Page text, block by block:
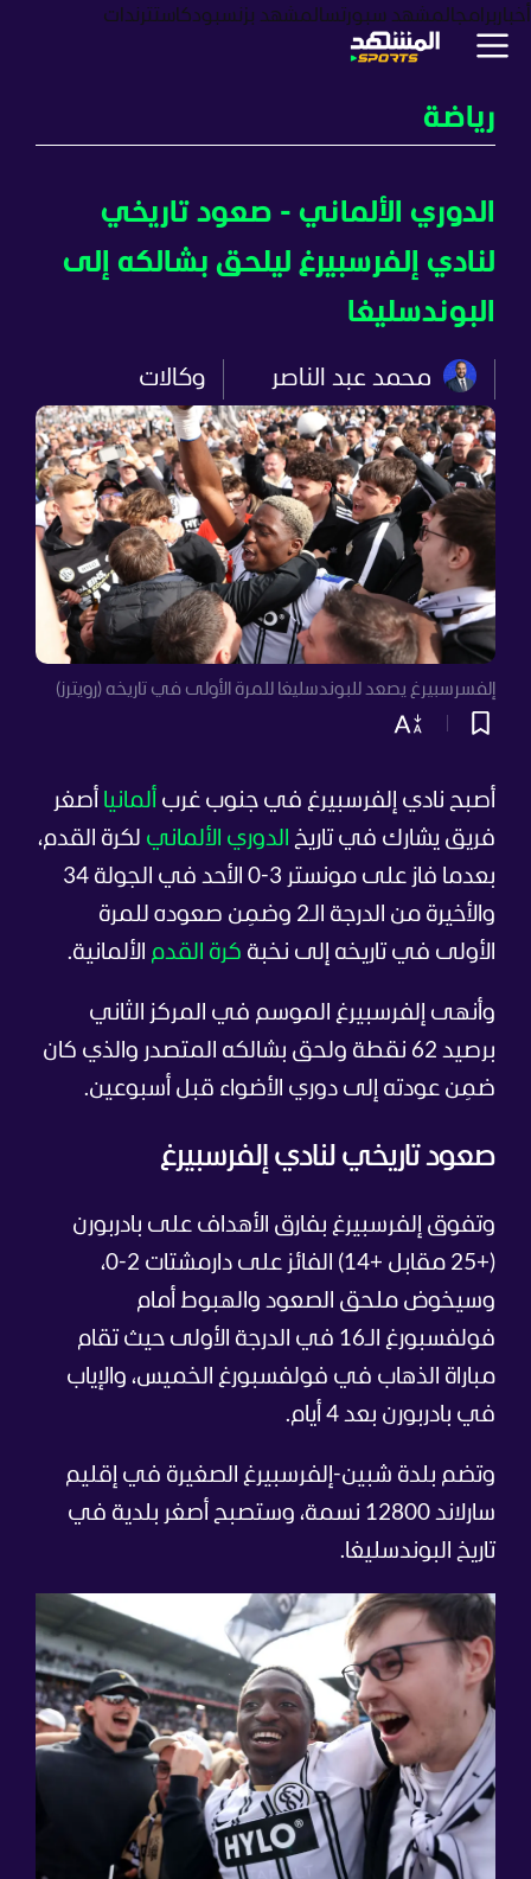
أخبار برامجالمشهد سبورتسالمشهد بزنسبودكاستترندات
رياضة
الدوري الألماني - صعود تاريخي
لنادي إلفرسبيرغ ليلحق بشالكه إلى
البوندسليغا
محمد عبد الناصر وكالات
إلفسرسبيرغ يصعد للبوندسليغا للمرة الأولى في تاريخه (رويترز)
أصبح نادي إلفرسبيرغ في جنوب غرب ألمانيا أصغر
فريق يشارك في تاريخ الدوري الألماني لكرة القدم،
بعدما فاز على مونستر 3-0 الأحد في الجولة 34
والأخيرة من الدرجة الـ2 وضمِن صعوده للمرة
الأولى في تاريخه إلى نخبة كرة القدم الألمانية.
وأنهى إلفرسبيرغ الموسم في المركز الثاني
برصيد 62 نقطة ولحق بشالكه المتصدر والذي كان
ضمِن عودته إلى دوري الأضواء قبل أسبوعين.
صعود تاريخي لنادي إلفرسبيرغ
وتفوق إلفرسبيرغ بفارق الأهداف على بادربورن
(+25 مقابل +14) الفائز على دارمشتات 2-0،
وسيخوض ملحق الصعود والهبوط أمام
فولفسبورغ الـ16 في الدرجة الأولى حيث تقام
مباراة الذهاب في فولفسبورغ الخميس، والإياب
في بادربورن بعد 4 أيام.
وتضم بلدة شبين-إلفرسبيرغ الصغيرة في إقليم
سارلاند 12800 نسمة، وستصبح أصغر بلدية في
تاريخ البوندسليغا.